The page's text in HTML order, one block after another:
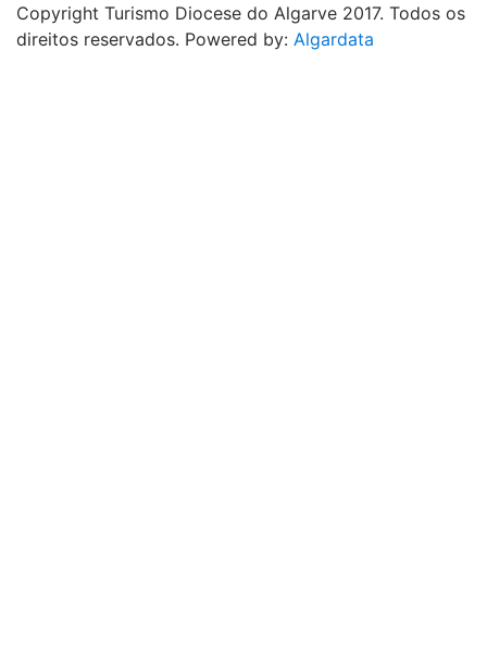
Copyright Turismo Diocese do Algarve 2017. Todos os
direitos reservados. Powered by: Algardata